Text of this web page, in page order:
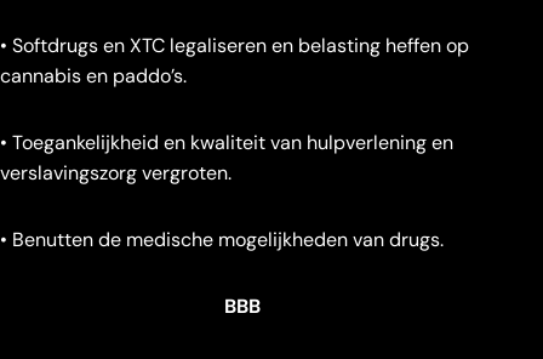
• Softdrugs en XTC legaliseren en belasting heffen op
cannabis en paddo’s.
• Toegankelijkheid en kwaliteit van hulpverlening en
verslavingszorg vergroten.
• Benutten de medische mogelijkheden van drugs.
BBB